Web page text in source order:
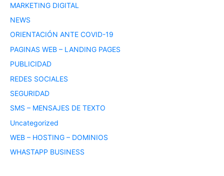
MARKETING DIGITAL
NEWS
ORIENTACIÓN ANTE COVID-19
PAGINAS WEB – LANDING PAGES
PUBLICIDAD
REDES SOCIALES
SEGURIDAD
SMS – MENSAJES DE TEXTO
Uncategorized
WEB – HOSTING – DOMINIOS
WHASTAPP BUSINESS